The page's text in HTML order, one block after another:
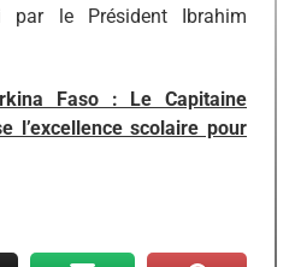
par le Président Ibrahim
Faso : Le Capitaine
l’excellence scolaire pour